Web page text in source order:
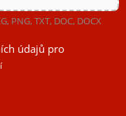
PNG, TXT, DOC, DOCX
údajů pro